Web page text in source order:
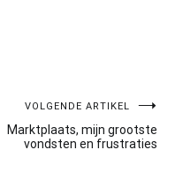
VOLGENDE ARTIKEL
Marktplaats, mijn grootste
vondsten en frustraties